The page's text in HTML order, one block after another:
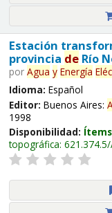
Estación
provincia deRío
por Agua y Energía
Idioma: Español
Editor: Buenos Aires:
1998
Disponibilidad:
topográfica: